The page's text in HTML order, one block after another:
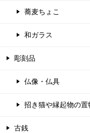
蕎麦ちょこ
和ガラス
彫刻品
仏像・仏具
招き猫や縁起物の置
古銭